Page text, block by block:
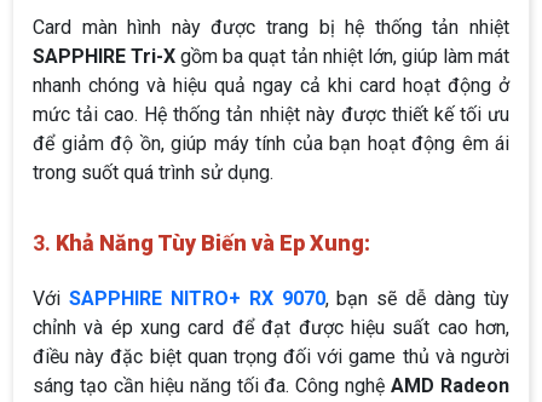
Card màn hình này được trang bị hệ thống tản nhiệt
SAPPHIRE Tri-X gồm ba quạt tản nhiệt lớn, giúp làm mát
nhanh chóng và hiệu quả ngay cả khi card hoạt động ở
mức tải cao. Hệ thống tản nhiệt này được thiết kế tối ưu
để giảm độ ồn, giúp máy tính của bạn hoạt động êm ái
trong suốt quá trình sử dụng.
3. Khả Năng Tùy Biến và Ep Xung:
Với SAPPHIRE NITRO+ RX 9070, bạn sẽ dễ dàng tùy
chỉnh và ép xung card để đạt được hiệu suất cao hơn,
điều này đặc biệt quan trọng đối với game thủ và người
sáng tạo cần hiệu năng tối đa. Công nghệAMD Radeon